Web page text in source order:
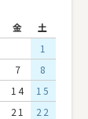
金
土
1
7
8
14
15
21
22